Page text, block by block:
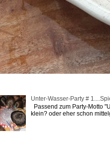
Unter-Wasser-Party #
Passend zum Party-Motto
klein? oder eher schon